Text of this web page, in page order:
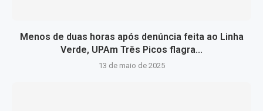
Menos de duas horas após denúncia feita ao Linha
Verde, UPAm Três Picos flagra...
13 de maio de 2025